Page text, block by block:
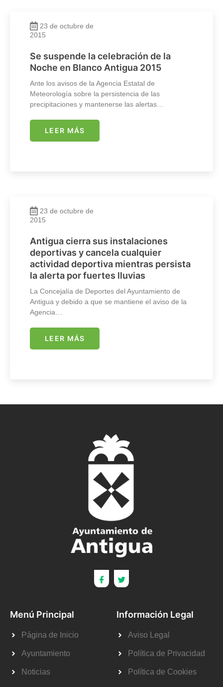
23 de octubre de
2015
Se suspende la celebración de la
Noche en Blanco Antigua 2015
Ante los avisos de la Agencia Estatal de
Meteorología sobre la persistencia de las
precipitaciones y mantenerse las alertas…
LEER MÁS
23 de octubre de
2015
Antigua cierra sus instalaciones
deportivas y cancela cualquier
actividad deportiva mientras persista
la alerta por fuertes lluvias
La Concejalía de Deportes del Ayuntamiento de
Antigua y debido a que se mantiene el aviso de la
Agencia…
LEER MÁS
Menú Principal
Página de Inicio
Ayuntamiento
Noticias
Información Legal
Aviso Legal
Política de Privacidad
Política de Cookies